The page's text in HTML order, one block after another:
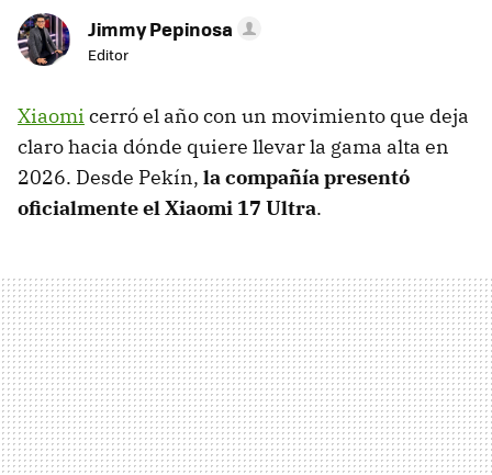
Jimmy Pepinosa
Editor
Xiaomi cerró el año con un movimiento que deja
claro hacia dónde quiere llevar la gama alta en
2026. Desde Pekín, la compañía presentó
oficialmente el Xiaomi 17 Ultra.